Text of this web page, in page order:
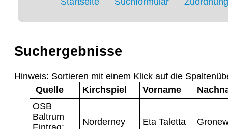
Suchergebnisse
Hinweis: Sortieren mit einem Klick auf die
Quelle
Kirchspiel Vorname
OSB
Baltrum
Norderney Eta Taletta